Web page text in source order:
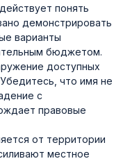
понять
демонстрировать
варианты
бюджетом.
доступных
что имя не
с
правовые
от территории
местное